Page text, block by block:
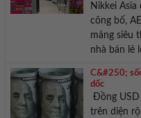
Nikkei
công bố,
mảng siêu
nhà bán lẻ
C&#250;
dốc
Đồng USD
trên diện